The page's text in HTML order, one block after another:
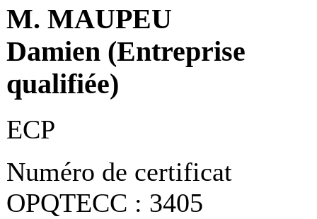
M. MAUPEU
Damien (Entreprise
qualifiée)
ECP
Numéro de certificat
OPQTECC : 3405